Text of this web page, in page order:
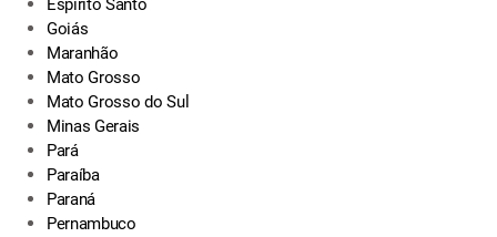
Espírito Santo
Goiás
Maranhão
Mato Grosso
Mato Grosso do Sul
Minas Gerais
Pará
Paraíba
Paraná
Pernambuco